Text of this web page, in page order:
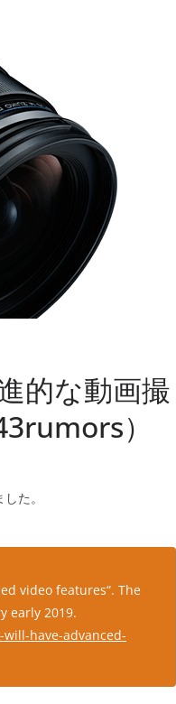
的な動画撮
）
た。
video features“. The
early 2019.
have-advanced-